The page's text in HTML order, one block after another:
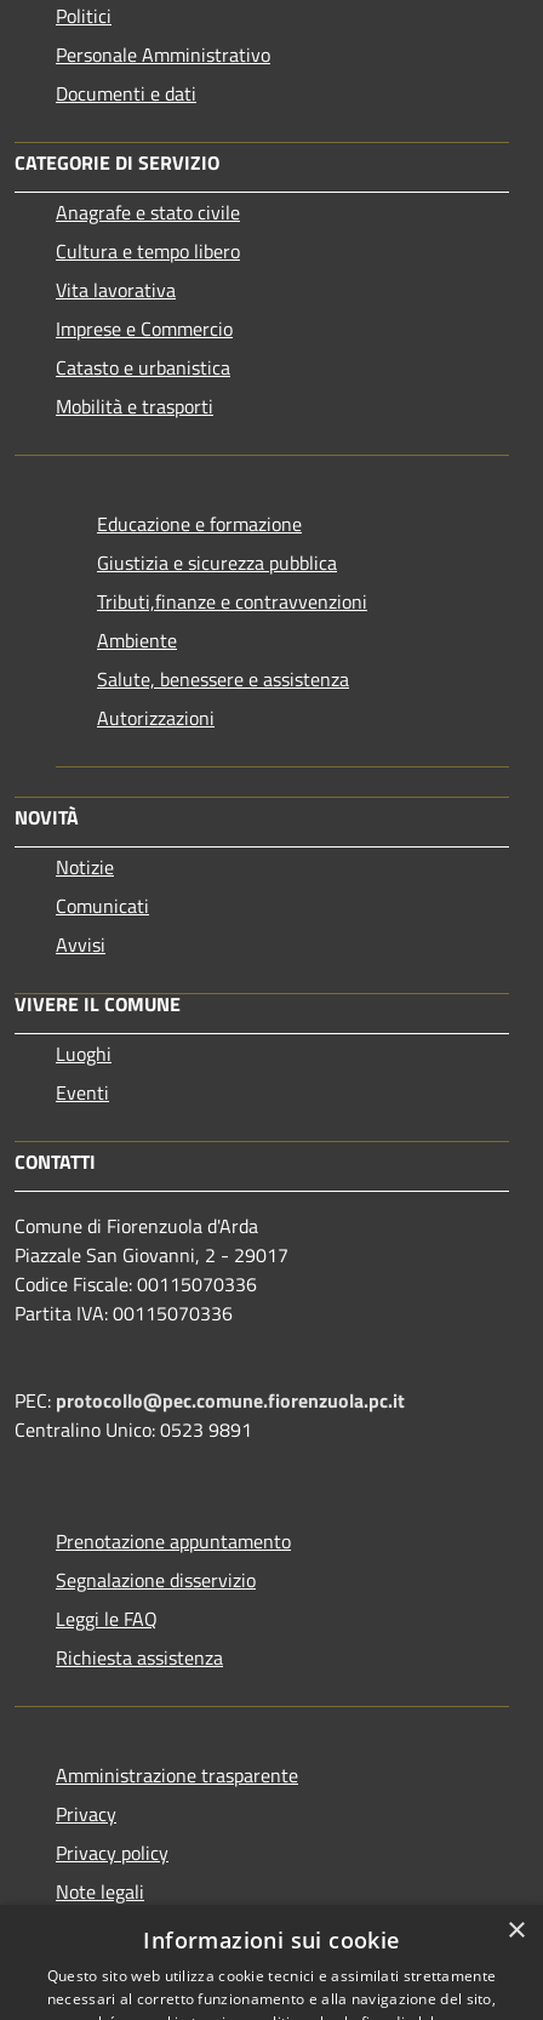
Politici
Personale Amministrativo
Documenti e dati
CATEGORIE DI SERVIZIO
Anagrafe e stato civile
Cultura e tempo libero
Vita lavorativa
Imprese e Commercio
Catasto e urbanistica
Mobilità e trasporti
Educazione e formazione
Giustizia e sicurezza pubblica
Tributi,finanze e contravvenzioni
Ambiente
Salute, benessere e assistenza
Autorizzazioni
NOVITÀ
Notizie
Comunicati
Avvisi
VIVERE IL COMUNE
Luoghi
Eventi
CONTATTI
Comune di Fiorenzuola d'Arda
Piazzale San Giovanni, 2 - 29017
Codice Fiscale: 00115070336
Partita IVA: 00115070336
PEC: protocollo@pec.comune.fiorenzuola.pc.it
Centralino Unico: 0523 9891
Prenotazione appuntamento
Segnalazione disservizio
Leggi le FAQ
Richiesta assistenza
Amministrazione trasparente
Privacy
Privacy policy
Note legali
Dichiarazione di accessibilità
×
Informazioni sui cookie
Questo sito web utilizza cookie tecnici e assimilati strettamente
necessari al corretto funzionamento e alla navigazione del sito,